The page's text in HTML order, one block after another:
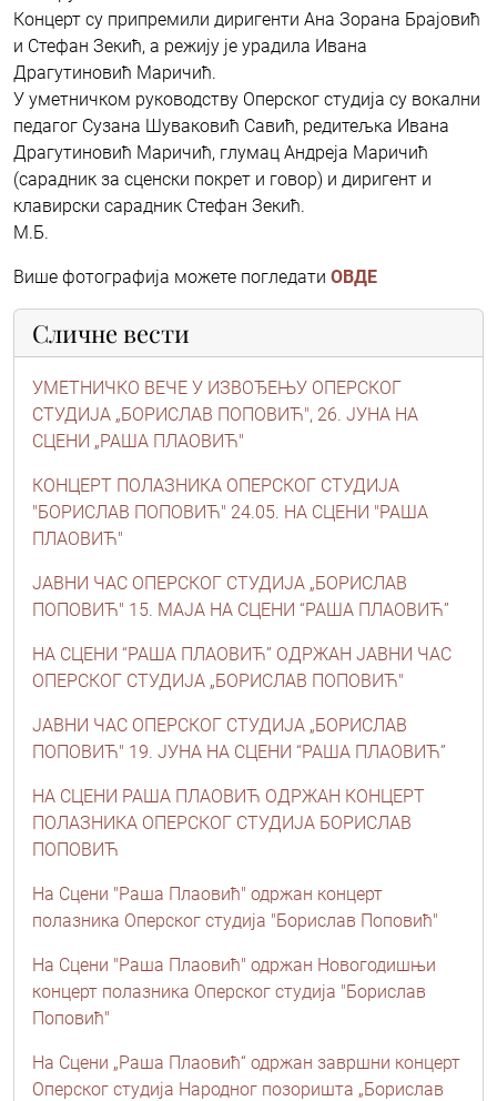
Концерт су припремили диригенти Ана Зорана Брајовић
и Стефан Зекић, а режију је урадила Ивана
Драгутиновић Маричић.
У уметничком руководству Оперског студија су вокални
педагог Сузана Шуваковић Савић, редитељка Ивана
Драгутиновић Маричић, глумац Андреја Маричић
(сарадник за сценски покрет и говор) и диригент и
клавирски сарадник Стефан Зекић.
М.Б.
Више фотографија можете погледати ОВДЕ
Сличне вести
УМЕТНИЧКО ВЕЧЕ У ИЗВОЂЕЊУ ОПЕРСКОГ
СТУДИЈА „БОРИСЛАВ ПОПОВИЋ", 26. ЈУНА НА
СЦЕНИ „РАША ПЛАОВИЋ"
КОНЦЕРТ ПОЛАЗНИКА ОПЕРСКОГ СТУДИЈА
"БОРИСЛАВ ПОПОВИЋ" 24.05. НА СЦЕНИ "РАША
ПЛАОВИЋ"
ЈАВНИ ЧАС ОПЕРСКОГ СТУДИЈА „БОРИСЛАВ
ПОПОВИЋ" 15. МАЈА НА СЦЕНИ “РАША ПЛАОВИЋ”
НА СЦЕНИ “РАША ПЛАОВИЋ” ОДРЖАН ЈАВНИ ЧАС
ОПЕРСКОГ СТУДИЈА „БОРИСЛАВ ПОПОВИЋ"
ЈАВНИ ЧАС ОПЕРСКОГ СТУДИЈА „БОРИСЛАВ
ПОПОВИЋ" 19. ЈУНА НА СЦЕНИ “РАША ПЛАОВИЋ”
НА СЦЕНИ РАША ПЛАОВИЋ ОДРЖАН КОНЦЕРТ
ПОЛАЗНИКА ОПЕРСКОГ СТУДИЈА БОРИСЛАВ
ПОПОВИЋ
На Сцени "Раша Плаовић" одржан концерт
полазника Оперског студија "Борислав Поповић"
На Сцени "Раша Плаовић" одржан Новогодишњи
концерт полазника Оперског студија "Борислав
Поповић"
На Сцени „Раша Плаовић“ одржан завршни концерт
Оперског студија Народног позоришта „Борислав